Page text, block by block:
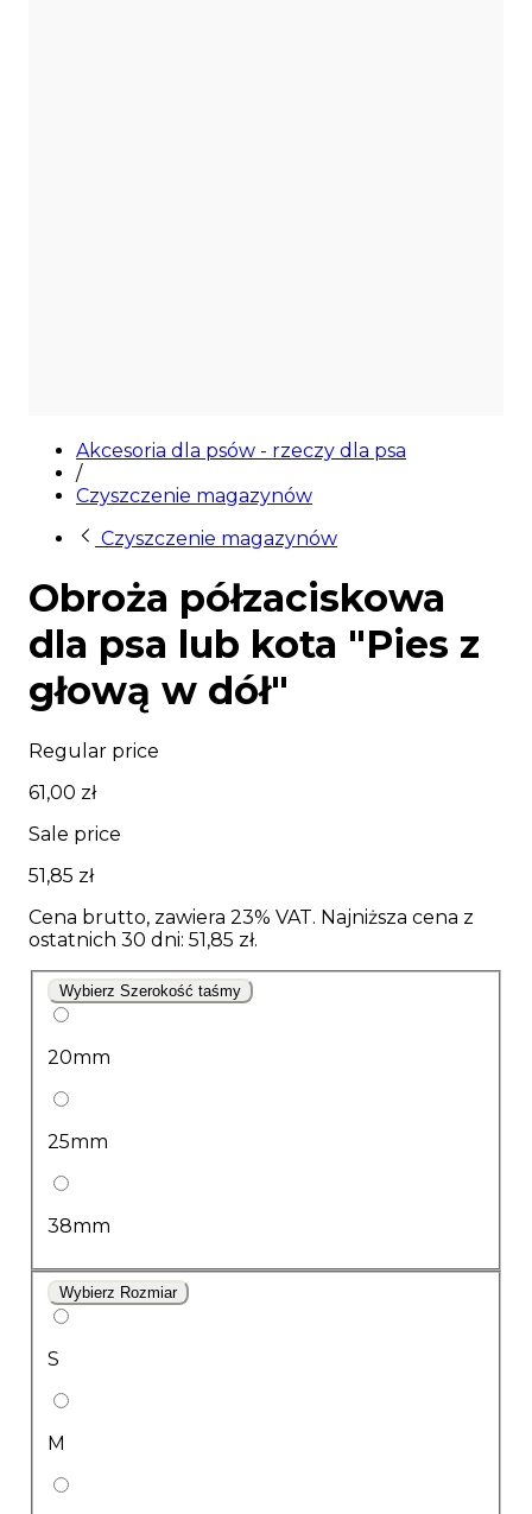
Akcesoria dla psów - rzeczy dla psa
/
Czyszczenie magazynów
Czyszczenie magazynów
Obroża półzaciskowa
dla psa lub kota "Pies z
głową w dół"
Regular price
61,00 zł
Sale price
51,85 zł
Cena brutto, zawiera 23% VAT. Najniższa cena z
ostatnich 30 dni: 51,85 zł.
Wybierz Szerokość taśmy
20mm
25mm
38mm
Wybierz Rozmiar
S
M